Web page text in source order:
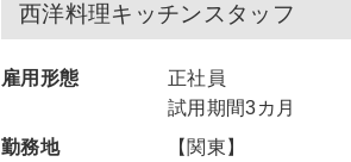
西洋料理キッチンスタッフ
雇用形態
正社員
試用期間3カ月
勤務地
【関東】